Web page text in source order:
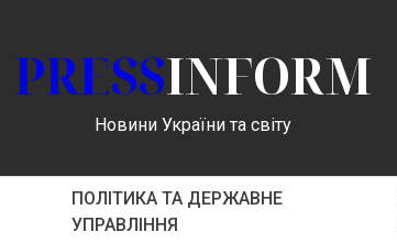
PRESSINFORM
Новини України та світу
ПОЛІТИКА ТА ДЕРЖАВНЕ
УПРАВЛІННЯ